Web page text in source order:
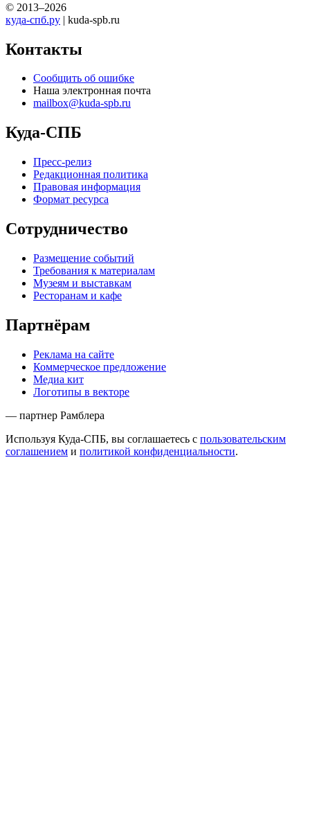
© 2013–2026
куда-спб.ру | kuda-spb.ru
Контакты
Сообщить об ошибке
Наша электронная почта
mailbox@kuda-spb.ru
Куда-СПБ
Пресс-релиз
Редакционная политика
Правовая информация
Формат ресурса
Сотрудничество
Размещение событий
Требования к материалам
Музеям и выставкам
Ресторанам и кафе
Партнёрам
Реклама на сайте
Коммерческое предложение
Медиа кит
Логотипы в векторе
— партнер Рамблера
Используя Куда-СПБ, вы соглашаетесь с пользовательским
соглашением и политикой конфиденциальности.